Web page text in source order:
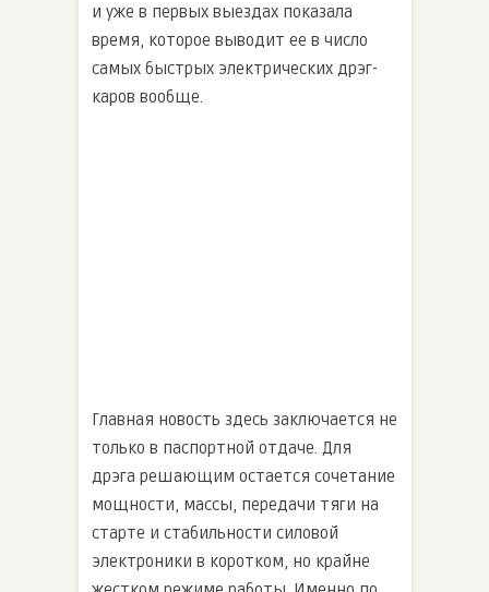
и уже в первых выездах показала
время, которое выводит ее в число
самых быстрых электрических дрэг-
каров вообще.
Главная новость здесь заключается не
только в паспортной отдаче. Для
дрэга решающим остается сочетание
мощности, массы, передачи тяги на
старте и стабильности силовой
электроники в коротком, но крайне